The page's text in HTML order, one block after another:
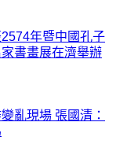
年暨中國孔子
書畫展在濟舉辦
亂現場 張國清：